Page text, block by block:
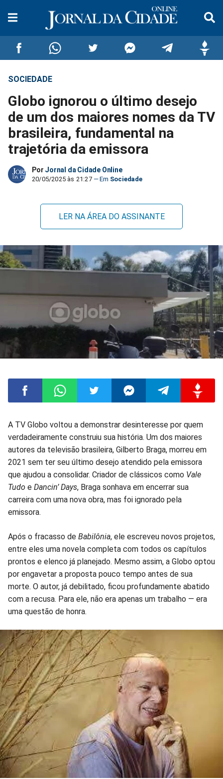
Compartilhar
no
Facebook
Compartilhar
no
Whatsapp
no
Twitter
no
Messenger
no
Telegram
no
SOCIEDADE
Globo ignorou o último desejo
de um dos maiores nomes da TV
brasileira, fundamental na
trajetória da emissora
Por Jornal da Cidade Online
20/05/2025 às 21:27 Sociedade
LER NA ÁREA DO ASSINANTE
Compartilhar
no
Facebook
Compartilhar
no
Whatsapp
Compartilhar
no
Twitter
Compartilhar
no
Messenger
Compartilhar
no
Telegram
no
Gettr
A TV Globo voltou a demonstrar desinteresse por quem
verdadeiramente construiu sua história. Um dos maiores
autores da televisão brasileira, Gilberto Braga, morreu em
2021 sem ter seu último desejo atendido pela emissora
que ajudou a consolidar. Criador de clássicos como Vale
Tudo e Dancin’ Days, Braga sonhava em encerrar sua
carreira com uma nova obra, mas foi ignorado pela
emissora.
Após o fracasso de Babilônia, ele escreveu novos projetos,
entre eles uma novela completa com todos os capítulos
prontos e elenco já planejado. Mesmo assim, a Globo optou
por engavetar a proposta pouco tempo antes de sua
morte. O autor, já debilitado, ficou profundamente abatido
com a recusa. Para ele, não era apenas um trabalho — era
uma questão de honra.